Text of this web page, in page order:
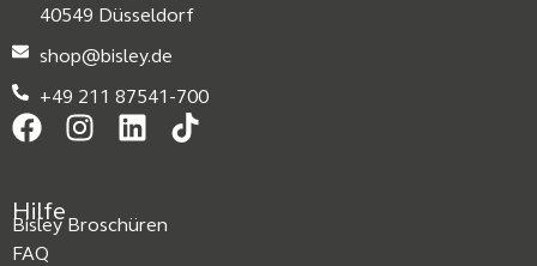
40549 Düsseldorf
shop@bisley.de
+49 211 87541-700
Hilfe
Bisley Broschüren
FAQ